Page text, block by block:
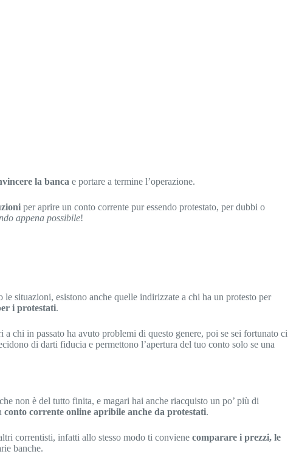
la banca e portare a termine l’operazione.
per aprire un conto corrente pur essendo protestato, per dubbi o
appena possibile!
le situazioni, esistono anche quelle indirizzate a chi ha un protesto per
i protestati.
chi in passato ha avuto problemi di questo genere, poi se sei fortunato ci
di darti fiducia e permettono l’apertura del tuo conto solo se una
non è del tutto finita, e magari hai anche riacquisto un po’ più di
conto corrente online apribile anche da protestati.
correntisti, infatti allo stesso modo ti convienecomparare i prezzi, le
banche.